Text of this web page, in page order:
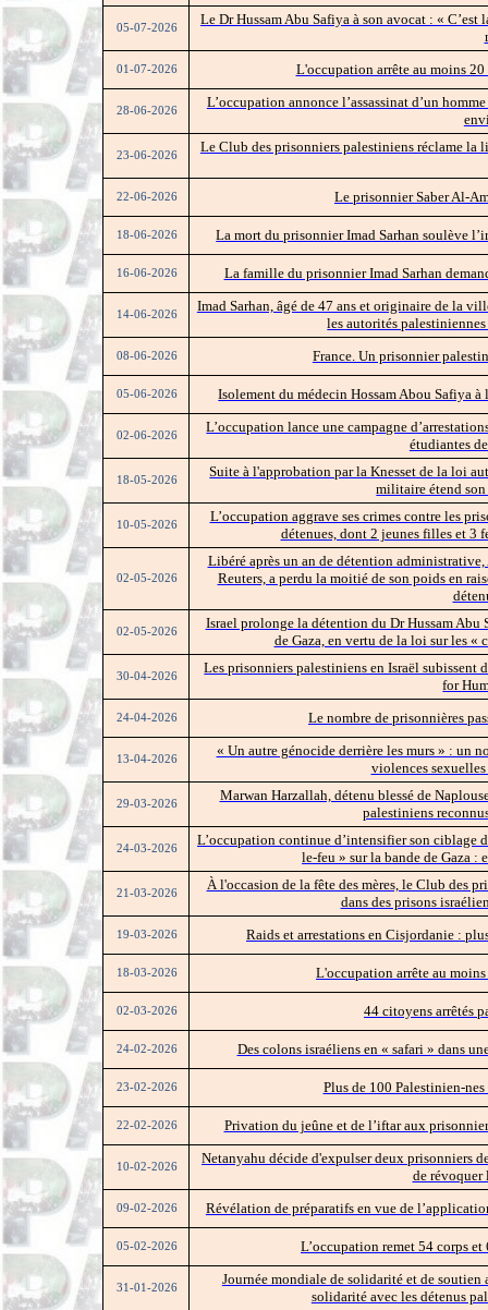
05-07-2026
Le Dr Hussam Abu Safiya à son avocat : «
01-07-2026 L'occupation arrête au moins
28-06-2026
L’occupation annonce l’assassinat d’un
23-06-2026
Le Club des prisonniers palestiniens réclame la
22-06-2026 Le prisonnier Saber Al-
18-06-2026 La mort du prisonnier Imad Sarhan soulève
16-06-2026 La famille du prisonnier Imad Sarhan
14-06-2026
Imad Sarhan, âgé de 47 ans et originaire de la
les autorités
08-06-2026 France. Un prisonnier
05-06-2026 Isolement du médecin Hossam Abou Safiya
02-06-2026
L’occupation lance une campagne
étudiantes
18-05-2026
Suite à l'approbation par la Knesset de la loi
militaire étend
10-05-2026
L’occupation aggrave ses crimes contre les
détenues, dont 2 jeunes filles et 3
02-05-2026
Libéré après un an de détention
Reuters, a perdu la moitié de son poids en
02-05-2026
Israel prolonge la détention du Dr Hussam
de Gaza, en vertu de la loi sur les «
30-04-2026
Les prisonniers palestiniens en Israël subissent
for
24-04-2026 Le nombre de prisonnières
13-04-2026
« Un autre génocide derrière les murs » : un
violences
29-03-2026
Marwan Harzallah, détenu blessé de
palestiniens
24-03-2026
L’occupation continue d’intensifier son ciblage
le-feu » sur la bande de Gaza :
21-03-2026
À l'occasion de la fête des mères, le Club des
dans des prisons
19-03-2026 Raids et arrestations en Cisjordanie :
18-03-2026 L'occupation arrête au
02-03-2026 44 citoyens arrêtés
24-02-2026 Des colons israéliens en « safari » dans
23-02-2026 Plus de 100 Palestinien-
22-02-2026 Privation du jeûne et de l’iftar aux
10-02-2026
Netanyahu décide d'expulser deux prisonniers
de révoquer
09-02-2026 Révélation de préparatifs en vue de
05-02-2026 L’occupation remet 54 corps et
31-01-2026
Journée mondiale de solidarité et de
solidarité avec les détenus